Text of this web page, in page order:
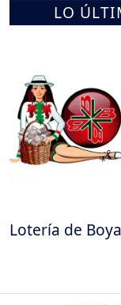
LO
Lotería de